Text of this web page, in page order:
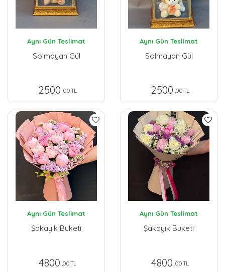
Aynı Gün Teslimat
Solmayan Gül
2500 ,00 TL
Aynı Gün Teslimat
Solmayan Gül
2500 ,00 TL
Aynı Gün Teslimat
Şakayık Buketi
4800 ,00 TL
Aynı Gün Teslimat
Şakayık Buketi
4800 ,00 TL